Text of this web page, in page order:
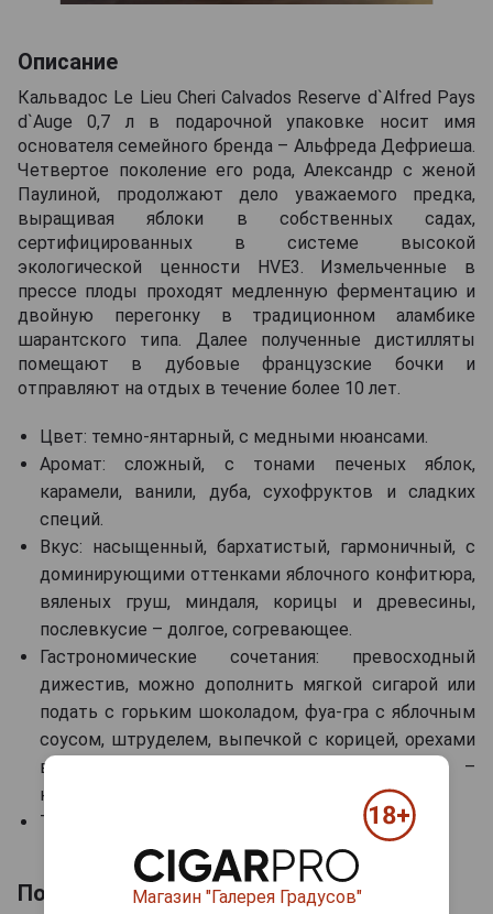
Описание
Кальвадос Le Lieu Cheri Calvados Reserve d`Alfred Pays
d`Auge 0,7 л в подарочной упаковке носит имя
основателя семейного бренда – Альфреда Дефриеша.
Четвертое поколение его рода, Александр с женой
Паулиной, продолжают дело уважаемого предка,
выращивая яблоки в собственных садах,
сертифицированных в системе высокой
экологической ценности HVE3. Измельченные в
прессе плоды проходят медленную ферментацию и
двойную перегонку в традиционном аламбике
шарантского типа. Далее полученные дистилляты
помещают в дубовые французские бочки и
отправляют на отдых в течение более 10 лет.
Цвет: темно-янтарный, с медными нюансами.
Аромат: сложный, с тонами печеных яблок,
карамели, ванили, дуба, сухофруктов и сладких
специй.
Вкус: насыщенный, бархатистый, гармоничный, с
доминирующими оттенками яблочного конфитюра,
вяленых груш, миндаля, корицы и древесины,
послевкусие – долгое, согревающее.
Гастрономические сочетания: превосходный
дижестив, можно дополнить мягкой сигарой или
подать с горьким шоколадом, фуа-гра с яблочным
соусом, штруделем, выпечкой с корицей, орехами
в карамели, твердыми зрелыми сырами –
например, комте, пармезаном, чеддером.
Температура подачи: 18-22 °С.
Похожие товары по выдержке лет
Магазин "Галерея Градусов"